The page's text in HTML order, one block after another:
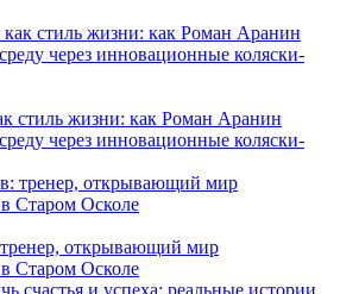
стиль жизни: как Роман Аранин
через инновационные коляски-
открывающий мир
Старом Осколе